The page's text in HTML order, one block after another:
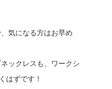
気になる方はお早め
ックレスも、ワークシ
はずです！